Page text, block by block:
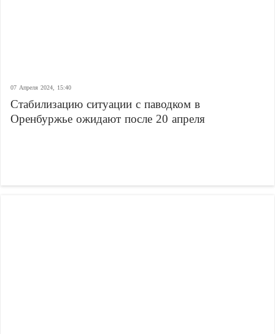
07 Апреля 2024, 15:40
Стабилизацию ситуации с паводком в
Оренбуржье ожидают после 20 апреля